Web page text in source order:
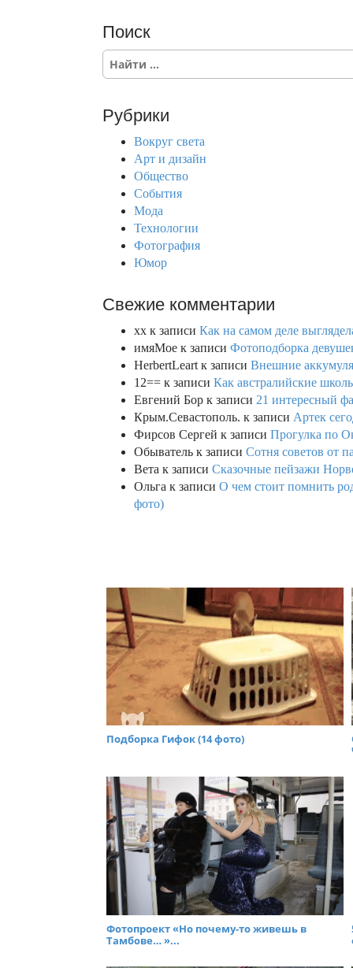
Поиск
S
c
Рубрики
Вокруг света
Арт и дизайн
Общество
События
Мода
Технологии
Фотография
Юмор
Свежие комментарии
xx к записи Как на самом деле
имяМое к записи Фотоподборка
HerbertLeart к записи Внешние
12== к записи Как австралийские
Евгений Бор к записи 21 интересный
Крым.Севастополь. к записи Артек
Фирсов Сергей к записи Прогулка по
Обыватель к записи Сотня советов от
Вета к записи Сказочные пейзажи
Ольга к записи О чем стоит помнить
фото)
Подборка Гифок (14 фото)
Фотопроект «Но почему-то живешь в
Тамбове… »...